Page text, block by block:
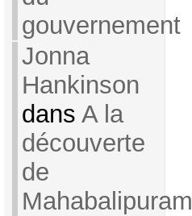
gouvernement
Jonna
Hankinson
dans A la
découverte
de
Mahabalipuram